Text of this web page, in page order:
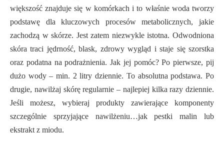
większość znajduje się w komórkach i to właśnie woda tworzy
podstawę dla kluczowych procesów metabolicznych, jakie
zachodzą w skórze. Jest zatem niezwykle istotna. Odwodniona
skóra traci jędrność, blask, zdrowy wygląd i staje się szorstka
oraz podatna na podrażnienia. Jak jej pomóc? Po pierwsze, pij
dużo wody – min. 2 litry dziennie. To absolutna podstawa. Po
drugie, nawilżaj skórę regularnie – najlepiej kilka razy dziennie.
Jeśli możesz, wybieraj produkty zawierające komponenty
szczególnie sprzyjające nawilżeniu…jak pestki malin lub
ekstrakt z miodu.